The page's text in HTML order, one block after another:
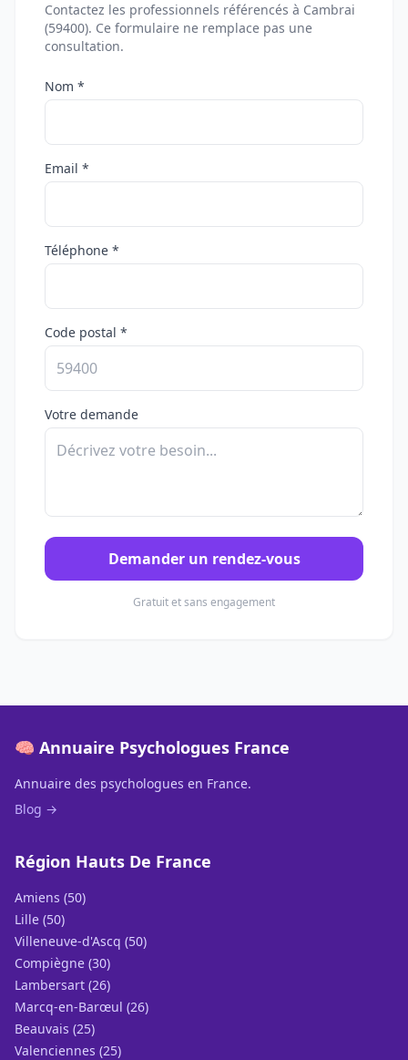
Contactez les professionnels référencés à Cambrai
(59400). Ce formulaire ne remplace pas une
consultation.
Nom *
Email *
Téléphone *
Code postal *
Votre demande
Demander un rendez-vous
Gratuit et sans engagement
🧠 Annuaire Psychologues France
Annuaire des psychologues en France.
Blog →
Région Hauts De France
Amiens (50)
Lille (50)
Villeneuve-d'Ascq (50)
Compiègne (30)
Lambersart (26)
Marcq-en-Barœul (26)
Beauvais (25)
Valenciennes (25)